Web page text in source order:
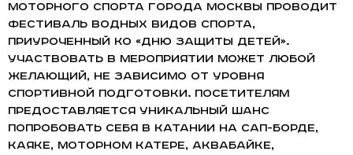
моторного спорта города Москвы проводит
фестиваль водных видов спорта,
приуроченный ко «Дню защиты детей».
Участвовать в мероприятии может любой
желающий, не зависимо от уровня
спортивной подготовки. Посетителям
предоставляется уникальный шанс
попробовать себя в катании на сап-борде,
каяке, моторном катере, аквабайке,